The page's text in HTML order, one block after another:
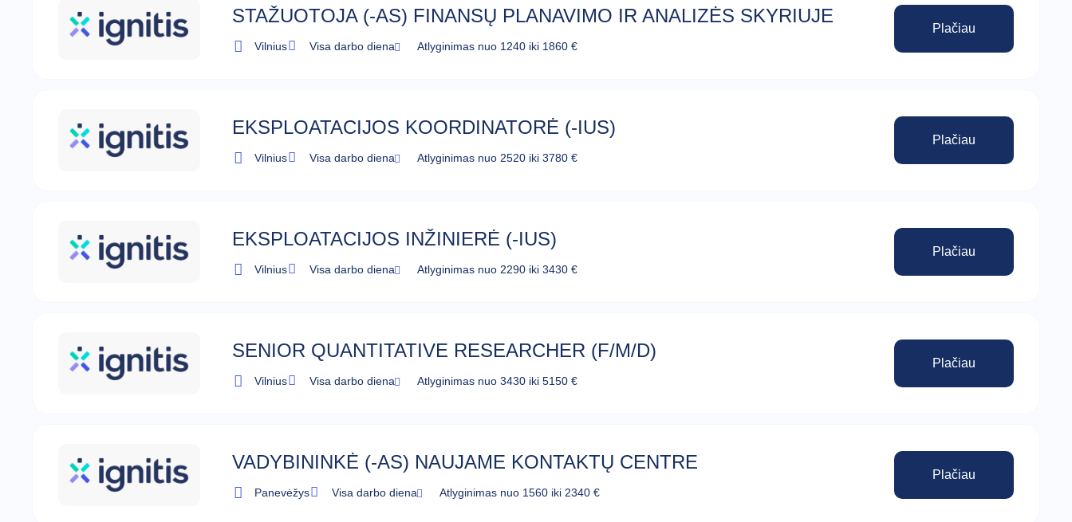
STAŽUOTOJA (-AS) FINANSŲ PLANAVIMO IR ANALIZĖS SKYRIUJE
Vilnius Visa darbo diena Atlyginimas nuo 1240 iki 1860 €
Plačiau
EKSPLOATACIJOS KOORDINATORĖ (-IUS)
Vilnius Visa darbo diena Atlyginimas nuo 2520 iki 3780 €
Plačiau
EKSPLOATACIJOS INŽINIERĖ (-IUS)
Vilnius Visa darbo diena Atlyginimas nuo 2290 iki 3430 €
Plačiau
SENIOR QUANTITATIVE RESEARCHER (F/M/D)
Vilnius Visa darbo diena Atlyginimas nuo 3430 iki 5150 €
Plačiau
VADYBININKĖ (-AS) NAUJAME KONTAKTŲ CENTRE
Panevėžys Visa darbo diena Atlyginimas nuo 1560 iki 2340 €
Plačiau